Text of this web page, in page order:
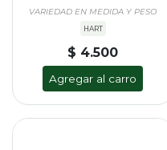
VARIEDAD EN MEDIDA Y PESO
HART
$ 4.500
Agregar al carro